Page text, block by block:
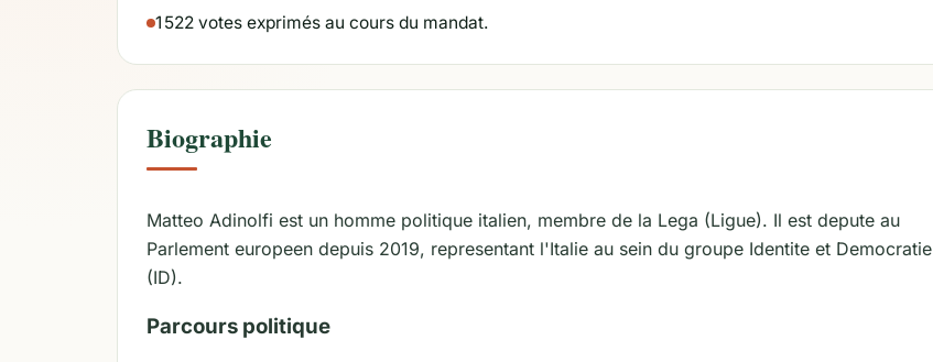
1 522 votes exprimés au cours du mandat.
Biographie
Matteo Adinolfi est un homme politique italien, membre de la Lega (Ligue). Il est depute au
Parlement europeen depuis 2019, representant l'Italie au sein du groupe Identite et Democratie
(ID).
Parcours politique